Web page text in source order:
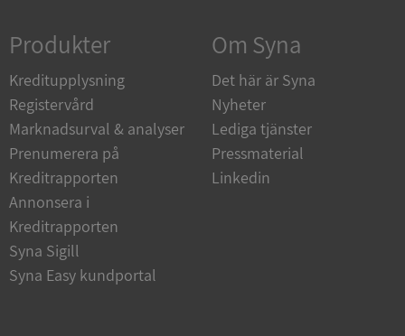
Produkter
Kreditupplysning
Registervård
Marknadsurval & analyser
Prenumerera på
Kreditrapporten
Annonsera i
Kreditrapporten
Syna Sigill
Syna Easy kundportal
Om Syna
Det här är Syna
Nyheter
Lediga tjänster
Pressmaterial
Linkedin
kärnwebbplatsfunktioner som användarinloggning
och kontohantering. Webbplatsen kan inte
användas ordentligt utan strikt nödvändiga cookies.
Namn
Leverantör
Domän